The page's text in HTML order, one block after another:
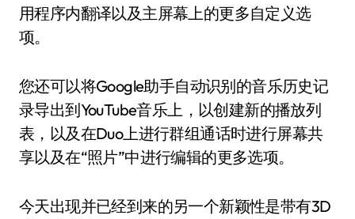
用程序内翻译以及主屏幕上的更多自定义选
项。
您还可以将Google助手自动识别的音乐历史记
录导出到YouTube音乐上，以创建新的播放列
表，以及在Duo上进行群组通话时进行屏幕共
享以及在“照片”中进行编辑的更多选项。
今天出现并已经到来的另一个新颖性是带有3D